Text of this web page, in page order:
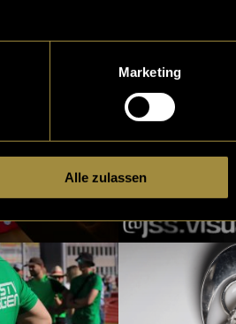
Marketing
Alle zulassen